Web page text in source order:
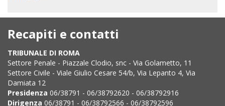
Recapiti e contatti
TRIBUNALE DI ROMA
Settore Penale - Piazzale Clodio, snc - Via Golametto, 11
Settore Civile - Viale Giulio Cesare 54/b, Via Lepanto 4, Via
Damiata 12
Presidenza 06/38791 - 06/38792620 - 06/38792916
Dirigenza 06/38791 - 06/38792566 - 06/38792596